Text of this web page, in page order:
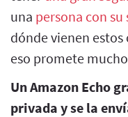
una persona con
dónde vienen
eso promete
Un Amazon Echo
privada y se la